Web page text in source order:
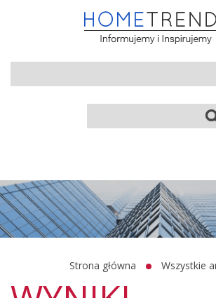
Strona główna Wszystkie